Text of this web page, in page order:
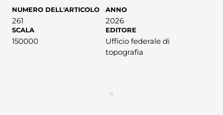
NUMERO DELL'ARTICOLO
261
ANNO
2026
SCALA
150000
EDITORE
Ufficio federale di
topografia